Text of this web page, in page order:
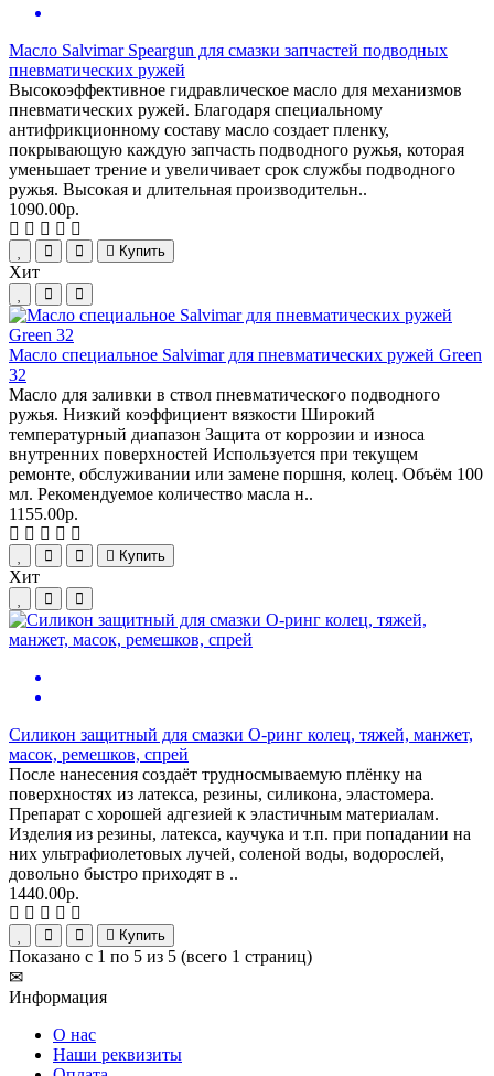
Масло Salvimar Speargun для смазки запчастей подводных
пневматических ружей
Высокоэффективное гидравлическое масло для механизмов
пневматических ружей. Благодаря специальному
антифрикционному составу масло создает пленку,
покрывающую каждую запчасть подводного ружья, которая
уменьшает трение и увеличивает срок службы подводного
ружья. Высокая и длительная производительн..
1090.00р.
Купить
Хит
Масло специальное Salvimar для пневматических ружей Green
32
Масло для заливки в ствол пневматического подводного
ружья. Низкий коэффициент вязкости Широкий
температурный диапазон Защита от коррозии и износа
внутренних поверхностей Используется при текущем
ремонте, обслуживании или замене поршня, колец. Объём 100
мл. Рекомендуемое количество масла н..
1155.00р.
Купить
Хит
Силикон защитный для смазки О-ринг колец, тяжей, манжет,
масок, ремешков, спрей
После нанесения создаёт трудносмываемую плёнку на
поверхностях из латекса, резины, силикона, эластомера.
Препарат с хорошей адгезией к эластичным материалам.
Изделия из резины, латекса, каучука и т.п. при попадании на
них ультрафиолетовых лучей, соленой воды, водорослей,
довольно быстро приходят в ..
1440.00р.
Купить
Показано с 1 по 5 из 5 (всего 1 страниц)
✉
Информация
О нас
Наши реквизиты